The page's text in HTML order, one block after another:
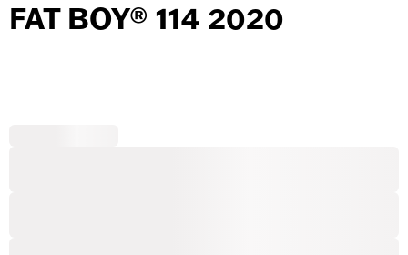
FAT BOY® 114 2020